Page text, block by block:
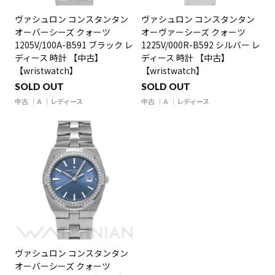
ヴァシュロン コンスタンタン
オーバーシーズ クォーツ
1205V/100A-B591 ブラック レ
ディース 時計 【中古】
【wristwatch】
SOLD OUT
中古 A レディース
ヴァシュロン コンスタンタン
オーヴァーシーズ クォーツ
1225V/000R-B592 シルバー レ
ディース 時計 【中古】
【wristwatch】
SOLD OUT
中古 A レディース
ヴァシュロン コンスタンタン
オーバーシーズ クォーツ